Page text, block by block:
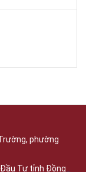
phường
Đầu Tư tỉnh Đồng